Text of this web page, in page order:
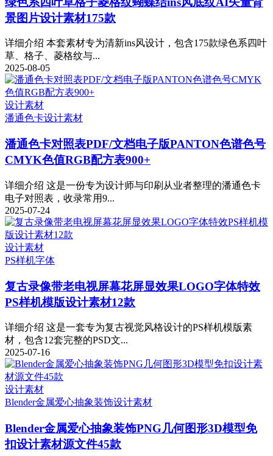
景图片设计素材175款
详细介绍 本套素材专为清新ins风设计，包含175款绿色系四叶
草、格子、菱格纹与...
2025-08-05
设计素材
潘通色卡设计素材
潘通色卡对照表PDF/文档电子版PANTON色谱色号
CMYK色值RGB配方表900+
详细介绍 这是一份专为设计师与印刷从业者整理的潘通色卡
电子对照表，收录常用9...
2025-07-24
设计素材
PS样机字体
复古录像带老电视屏幕花屏显效果LOGO字体特效
PS样机模版设计素材12款
详细介绍 这是一套专为复古视觉风格设计的PS样机模版素
材，包含12套完整的PSD文...
2025-07-16
设计素材
Blender金属爱心抽象装饰设计素材
Blender金属爱心抽象装饰PNG几何图形3D模型免
扣设计素材源文件45款